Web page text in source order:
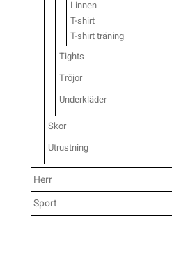
Underkläder
Skridskor
Skydd
Sporttillbehör
Stavar
Träning
Underkläder
Skridskor
Skydd
Sporttillbehör
Stavar
Träning
Hockey
Innebandy
Lek & spel
Längdåkning
Löpning
Linnen
T-shirt
T-shirt träning
Tights
Tröjor
Underkläder
Skor
Utrustning
Herr
Sport